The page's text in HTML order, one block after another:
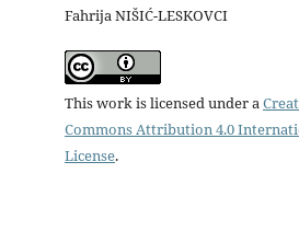
Fahrija NIŠIĆ-LESKOVCI
This work is licensed under a
Commons Attribution 4.0
License.